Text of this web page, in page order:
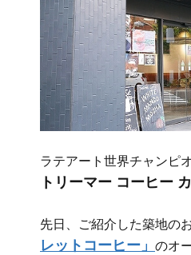
ラテアート世界チャンピ
トリーマー コーヒー
先日、ご紹介した築地の
レットコーヒー」 のオ